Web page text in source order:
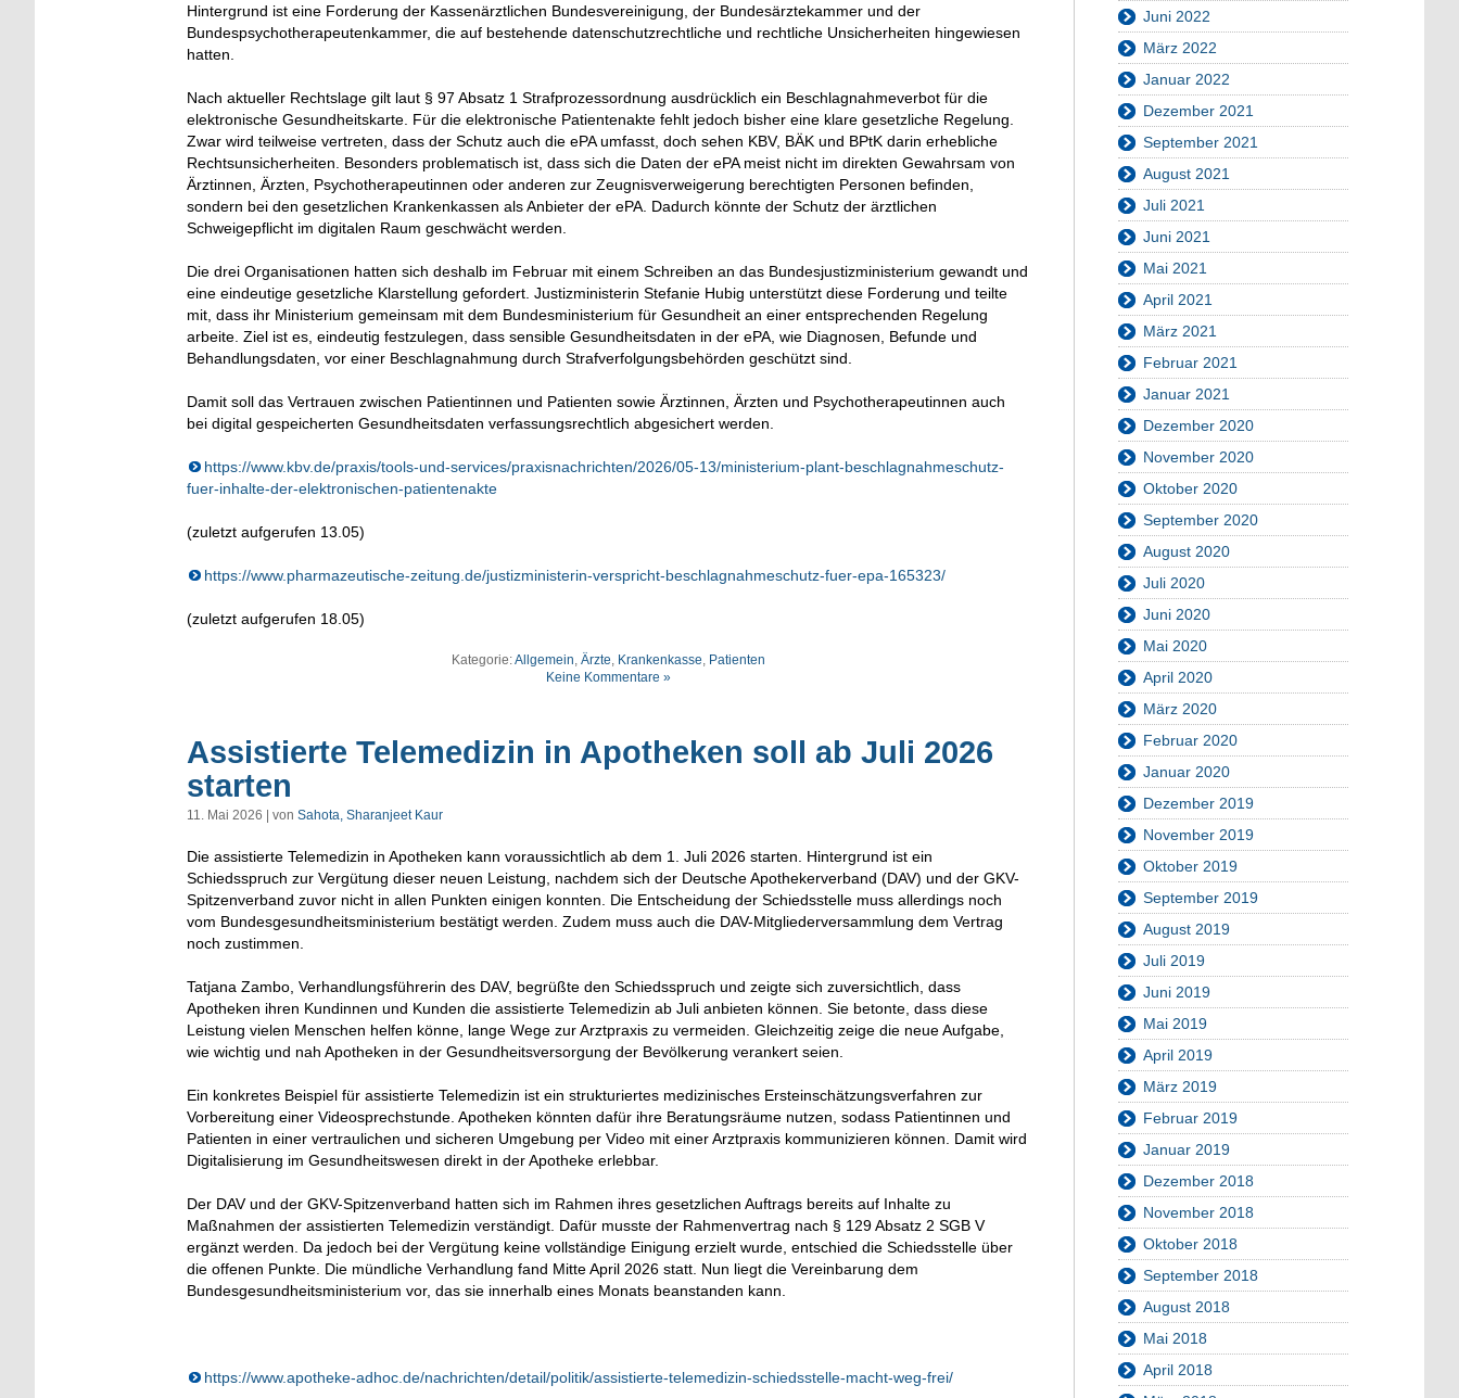
Hintergrund ist eine Forderung der Kassenärztlichen Bundesvereinigung, der Bundesärztekammer und der
Bundespsychotherapeutenkammer, die auf bestehende datenschutzrechtliche und rechtliche Unsicherheiten hingewiesen
hatten.
Nach aktueller Rechtslage gilt laut § 97 Absatz 1 Strafprozessordnung ausdrücklich ein Beschlagnahmeverbot für die
elektronische Gesundheitskarte. Für die elektronische Patientenakte fehlt jedoch bisher eine klare gesetzliche Regelung.
Zwar wird teilweise vertreten, dass der Schutz auch die ePA umfasst, doch sehen KBV, BÄK und BPtK darin erhebliche
Rechtsunsicherheiten. Besonders problematisch ist, dass sich die Daten der ePA meist nicht im direkten Gewahrsam von
Ärztinnen, Ärzten, Psychotherapeutinnen oder anderen zur Zeugnisverweigerung berechtigten Personen befinden,
sondern bei den gesetzlichen Krankenkassen als Anbieter der ePA. Dadurch könnte der Schutz der ärztlichen
Schweigepflicht im digitalen Raum geschwächt werden.
Die drei Organisationen hatten sich deshalb im Februar mit einem Schreiben an das Bundesjustizministerium gewandt und
eine eindeutige gesetzliche Klarstellung gefordert. Justizministerin Stefanie Hubig unterstützt diese Forderung und teilte
mit, dass ihr Ministerium gemeinsam mit dem Bundesministerium für Gesundheit an einer entsprechenden Regelung
arbeite. Ziel ist es, eindeutig festzulegen, dass sensible Gesundheitsdaten in der ePA, wie Diagnosen, Befunde und
Behandlungsdaten, vor einer Beschlagnahmung durch Strafverfolgungsbehörden geschützt sind.
Damit soll das Vertrauen zwischen Patientinnen und Patienten sowie Ärztinnen, Ärzten und Psychotherapeutinnen auch
bei digital gespeicherten Gesundheitsdaten verfassungsrechtlich abgesichert werden.
https://www.kbv.de/praxis/tools-und-services/praxisnachrichten/2026/05-13/ministerium-plant-beschlagnahmeschutz-
fuer-inhalte-der-elektronischen-patientenakte
(zuletzt aufgerufen 13.05)
https://www.pharmazeutische-zeitung.de/justizministerin-verspricht-beschlagnahmeschutz-fuer-epa-165323/
(zuletzt aufgerufen 18.05)
Kategorie:Allgemein, Ärzte, Krankenkasse, Patienten
Keine Kommentare »
Assistierte Telemedizin in Apotheken soll ab Juli 2026
starten
11. Mai 2026 | von Sahota, Sharanjeet Kaur
Die assistierte Telemedizin in Apotheken kann voraussichtlich ab dem 1. Juli 2026 starten. Hintergrund ist ein
Schiedsspruch zur Vergütung dieser neuen Leistung, nachdem sich der Deutsche Apothekerverband (DAV) und der GKV-
Spitzenverband zuvor nicht in allen Punkten einigen konnten. Die Entscheidung der Schiedsstelle muss allerdings noch
vom Bundesgesundheitsministerium bestätigt werden. Zudem muss auch die DAV-Mitgliederversammlung dem Vertrag
noch zustimmen.
Tatjana Zambo, Verhandlungsführerin des DAV, begrüßte den Schiedsspruch und zeigte sich zuversichtlich, dass
Apotheken ihren Kundinnen und Kunden die assistierte Telemedizin ab Juli anbieten können. Sie betonte, dass diese
Leistung vielen Menschen helfen könne, lange Wege zur Arztpraxis zu vermeiden. Gleichzeitig zeige die neue Aufgabe,
wie wichtig und nah Apotheken in der Gesundheitsversorgung der Bevölkerung verankert seien.
Ein konkretes Beispiel für assistierte Telemedizin ist ein strukturiertes medizinisches Ersteinschätzungsverfahren zur
Vorbereitung einer Videosprechstunde. Apotheken könnten dafür ihre Beratungsräume nutzen, sodass Patientinnen und
Patienten in einer vertraulichen und sicheren Umgebung per Video mit einer Arztpraxis kommunizieren können. Damit wird
Digitalisierung im Gesundheitswesen direkt in der Apotheke erlebbar.
Der DAV und der GKV-Spitzenverband hatten sich im Rahmen ihres gesetzlichen Auftrags bereits auf Inhalte zu
Maßnahmen der assistierten Telemedizin verständigt. Dafür musste der Rahmenvertrag nach § 129 Absatz 2 SGB V
ergänzt werden. Da jedoch bei der Vergütung keine vollständige Einigung erzielt wurde, entschied die Schiedsstelle über
die offenen Punkte. Die mündliche Verhandlung fand Mitte April 2026 statt. Nun liegt die Vereinbarung dem
Bundesgesundheitsministerium vor, das sie innerhalb eines Monats beanstanden kann.
https://www.apotheke-adhoc.de/nachrichten/detail/politik/assistierte-telemedizin-schiedsstelle-macht-weg-frei/
Juni 2022
März 2022
Januar 2022
Dezember 2021
September 2021
August 2021
Juli 2021
Juni 2021
Mai 2021
April 2021
März 2021
Februar 2021
Januar 2021
Dezember 2020
November 2020
Oktober 2020
September 2020
August 2020
Juli 2020
Juni 2020
Mai 2020
April 2020
März 2020
Februar 2020
Januar 2020
Dezember 2019
November 2019
Oktober 2019
September 2019
August 2019
Juli 2019
Juni 2019
Mai 2019
April 2019
März 2019
Februar 2019
Januar 2019
Dezember 2018
November 2018
Oktober 2018
September 2018
August 2018
Mai 2018
April 2018